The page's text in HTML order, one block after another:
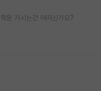
원 가시는건 어떠신가요?